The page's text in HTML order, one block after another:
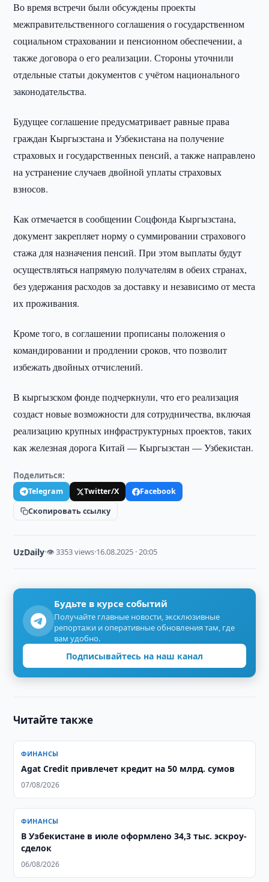
Во время встречи были обсуждены проекты
межправительственного соглашения о государственном
социальном страховании и пенсионном обеспечении, а
также договора о его реализации. Стороны уточнили
отдельные статьи документов с учётом национального
законодательства.
Будущее соглашение предусматривает равные права
граждан Кыргызстана и Узбекистана на получение
страховых и государственных пенсий, а также направлено
на устранение случаев двойной уплаты страховых
взносов.
Как отмечается в сообщении Соцфонда Кыргызстана,
документ закрепляет норму о суммировании страхового
стажа для назначения пенсий. При этом выплаты будут
осуществляться напрямую получателям в обеих странах,
без удержания расходов за доставку и независимо от места
их проживания.
Кроме того, в соглашении прописаны положения о
командировании и продлении сроков, что позволит
избежать двойных отчислений.
В кыргызском фонде подчеркнули, что его реализация
создаст новые возможности для сотрудничества, включая
реализацию крупных инфраструктурных проектов, таких
как железная дорога Китай — Кыргызстан — Узбекистан.
Поделиться:
Telegram Twitter/X
Facebook
Скопировать ссылку
UzDaily·👁 3353 views·16.08.2025 · 20:05
Будьте в курсе событий
Получайте главные новости, эксклюзивные
репортажи и оперативные обновления там, где
вам удобно.
Подписывайтесь на наш канал
Читайте также
ФИНАНСЫ
Agat Credit привлечет кредит на 50 млрд. сумов
07/08/2026
ФИНАНСЫ
В Узбекистане в июле оформлено 34,3 тыс. эскроу-
сделок
06/08/2026